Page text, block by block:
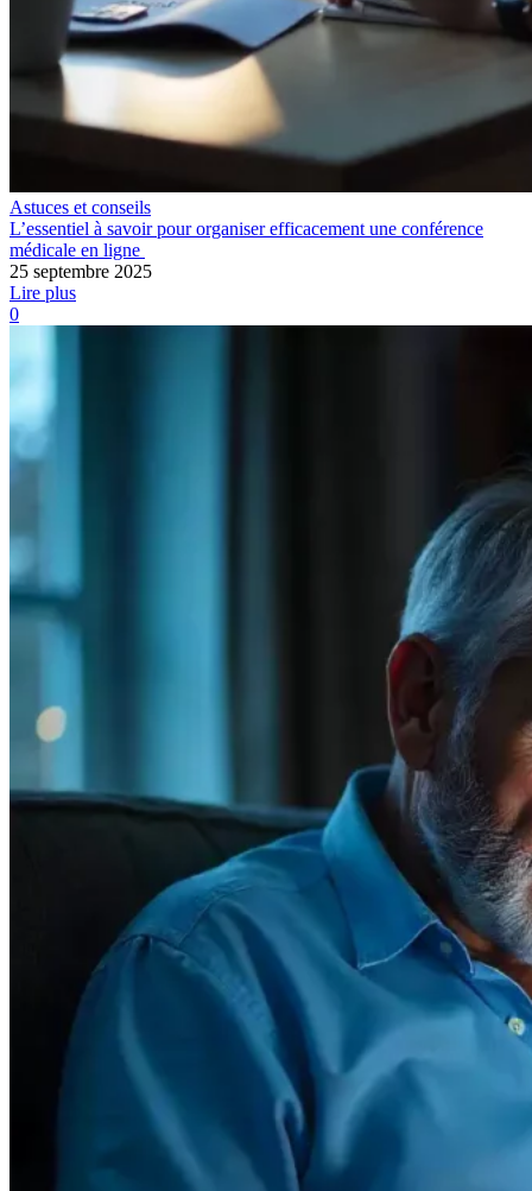
Astuces et conseils
L’essentiel à savoir pour organiser efficacement une conférence
médicale en ligne
25 septembre 2025
Lire plus
0